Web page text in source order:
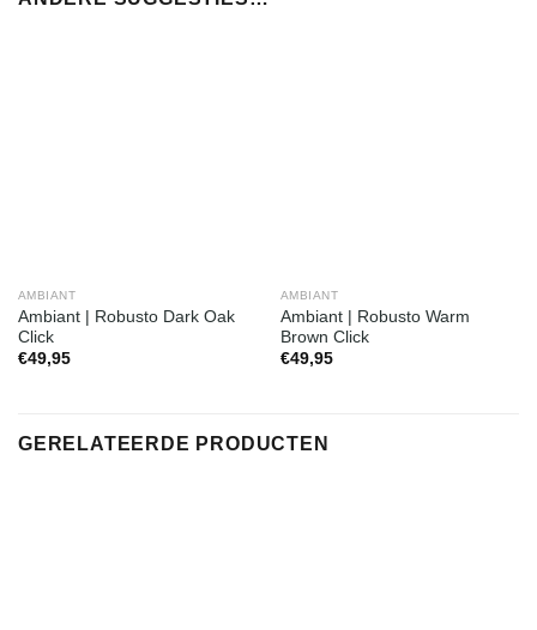
AMBIANT
Ambiant | Robusto Dark Oak
Click
€49,95
AMBIANT
Ambiant | Robusto Warm
Brown Click
€49,95
GERELATEERDE PRODUCTEN